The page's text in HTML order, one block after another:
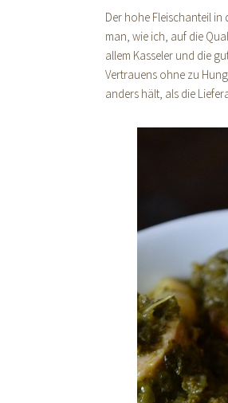
Der hohe Fleischanteil in
man, wie ich, auf die
allem Kasseler und die
Vertrauens ohne zu
anders hält, als die